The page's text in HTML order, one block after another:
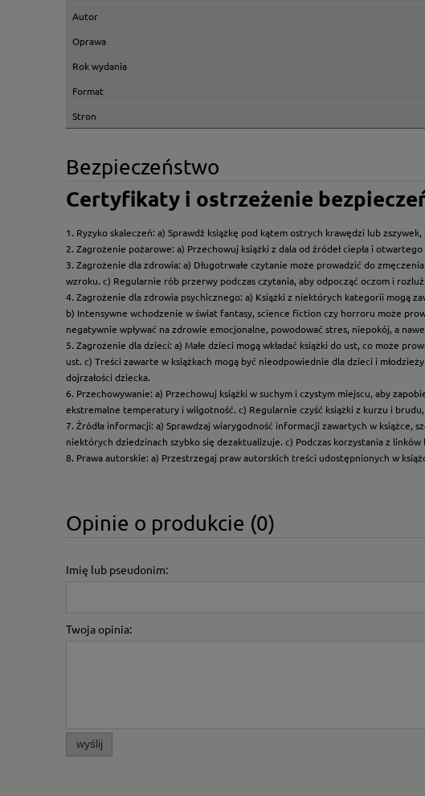
Autor
Oprawa
Rok wydania
Format
Stron
Bezpieczeństwo
Certyfikaty i ostrzeżenie
1. Ryzyko skaleczeń: a) Sprawdź książkę pod kątem ostrych krawędzi lub
2. Zagrożenie pożarowe: a) Przechowuj książki z dala od źródeł ciepła i otwartego
3. Zagrożenie dla zdrowia: a) Długotrwałe czytanie może prowadzić do
wzroku. c) Regularnie rób przerwy podczas czytania, aby odpocząć oczom i
4. Zagrożenie dla zdrowia psychicznego: a) Książki z niektórych kategorii mogą
b) Intensywne wchodzenie w świat fantasy, science fiction czy horroru może
negatywnie wpływać na zdrowie emocjonalne, powodować stres, niepokój, a
5. Zagrożenie dla dzieci: a) Małe dzieci mogą wkładać książki do ust, co może
ust. c) Treści zawarte w książkach mogą być nieodpowiednie dla dzieci i
dojrzałości dziecka.
6. Przechowywanie: a) Przechowuj książki w suchym i czystym miejscu, aby
ekstremalne temperatury i wilgotność. c) Regularnie czyść książki z kurzu i
7. Źródła informacji: a) Sprawdzaj wiarygodność informacji zawartych w
niektórych dziedzinach szybko się dezaktualizuje. c) Podczas korzystania z
8. Prawa autorskie: a) Przestrzegaj praw autorskich treści udostępnionych w
Opinie o produkcie (0)
Imię lub pseudonim:
Twoja opinia:
wyślij